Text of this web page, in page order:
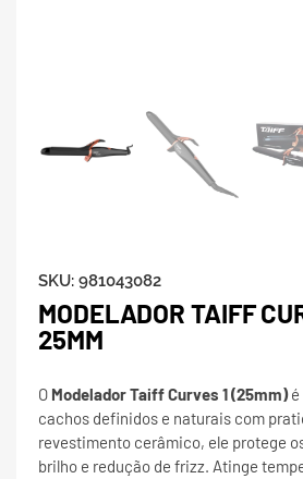
SKU: 981043082
MODELADOR TAIFF
25MM
O Modelador Taiff Curves 1 (25mm)é
cachos definidos e naturais com
revestimento cerâmico, ele protege
brilho e redução de frizz. Atinge